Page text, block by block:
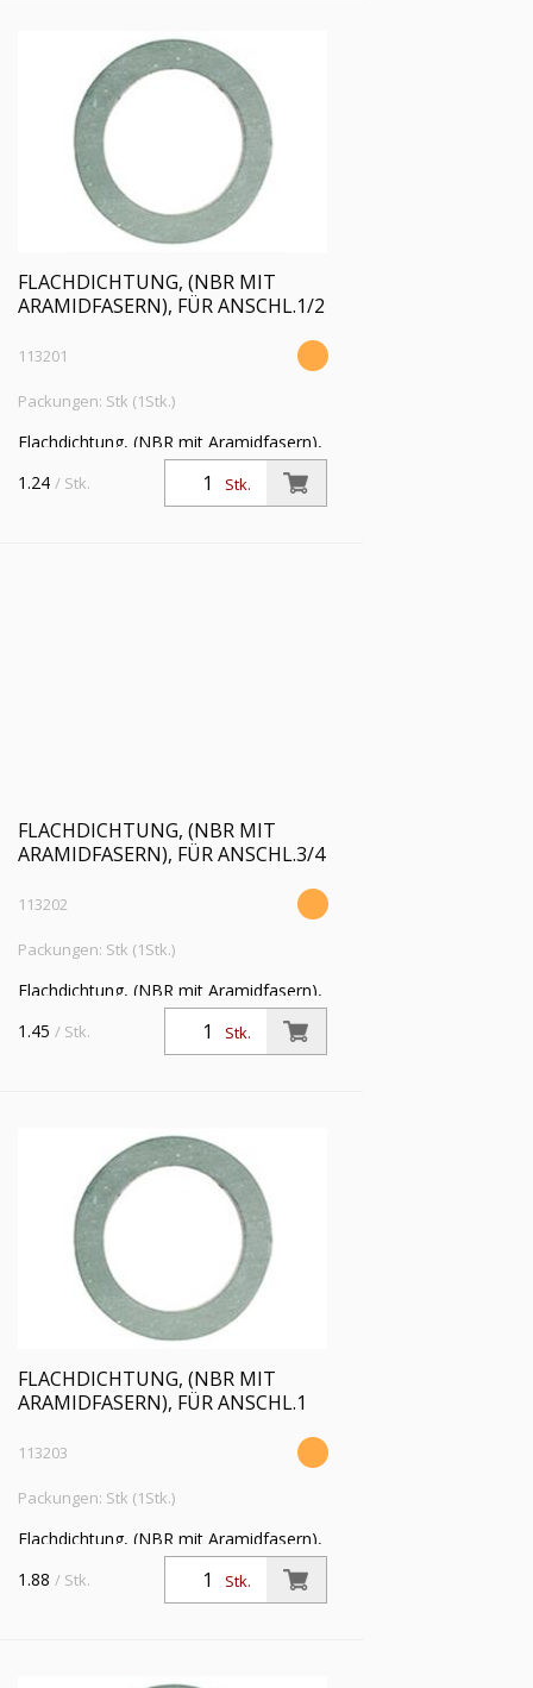
FLACHDICHTUNG, (NBR MIT
ARAMIDFASERN), FÜR ANSCHL.1/2
113201
Packungen: Stk (1Stk.)
Flachdichtung, (NBR mit Aramidfasern),
für Anschlussgröße (Zoll) 1/2,
Betriebstemperatur -20 °C bis 200 °C
Stk.
1.24 / Stk.
FLACHDICHTUNG, (NBR MIT
ARAMIDFASERN), FÜR ANSCHL.3/4
113202
Packungen: Stk (1Stk.)
Flachdichtung, (NBR mit Aramidfasern),
für Anschlussgröße (Zoll) 3/4,
Betriebstemperatur -20 °C bis 200 °C
Stk.
1.45 / Stk.
FLACHDICHTUNG, (NBR MIT
ARAMIDFASERN), FÜR ANSCHL.1
113203
Packungen: Stk (1Stk.)
Flachdichtung, (NBR mit Aramidfasern),
für Anschlussgröße (Zoll)
1,Betriebstemperatur -20 °C bis 200 °C
Stk.
1.88 / Stk.